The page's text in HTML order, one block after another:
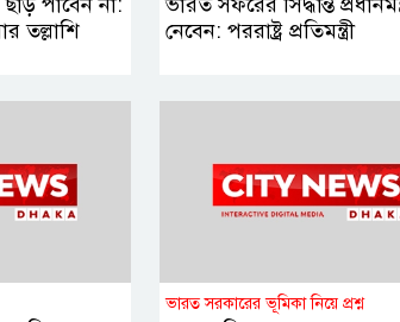
তল্লাশি
নেবেন: পররাষ্ট্র প্রতিমন্ত্রী
ভারত সরকারের ভূমিকা নিয়ে প্রশ্ন